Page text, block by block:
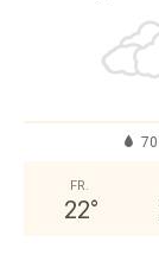
70
FR.
22°